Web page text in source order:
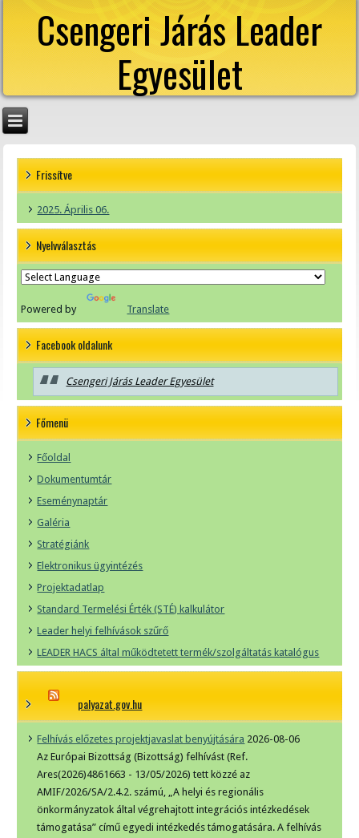
Csengeri Járás Leader
Egyesület
Frissítve
2025. Április 06.
Nyelvválasztás
Powered by Translate
Facebook oldalunk
Csengeri Járás Leader Egyesület
Főmenü
Főoldal
Dokumentumtár
Eseménynaptár
Galéria
Stratégiánk
Elektronikus ügyintézés
Projektadatlap
Standard Termelési Érték (STÉ) kalkulátor
Leader helyi felhívások szűrő
LEADER HACS által működtetett termék/szolgáltatás katalógus
palyazat.gov.hu
Felhívás előzetes projektjavaslat benyújtására 2026-08-06
Az Európai Bizottság (Bizottság) felhívást (Ref.
Ares(2026)4861663 - 13/05/2026) tett közzé az
AMIF/2026/SA/2.4.2. számú, „A helyi és regionális
önkormányzatok által végrehajtott integrációs intézkedések
támogatása” című egyedi intézkedés támogatására. A felhívás